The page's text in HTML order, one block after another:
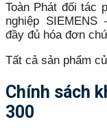
Toàn Phát đối tác
nghiệp SIEMENS
đầy đủ hóa đơn
Tất cả sản phẩm
Chính sách
300